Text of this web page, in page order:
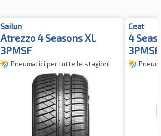
Sailun
Atrezzo 4 Seasons XL
3PMSF
Pneumatici per tutte le stagioni
Ceat
4
3PMSF